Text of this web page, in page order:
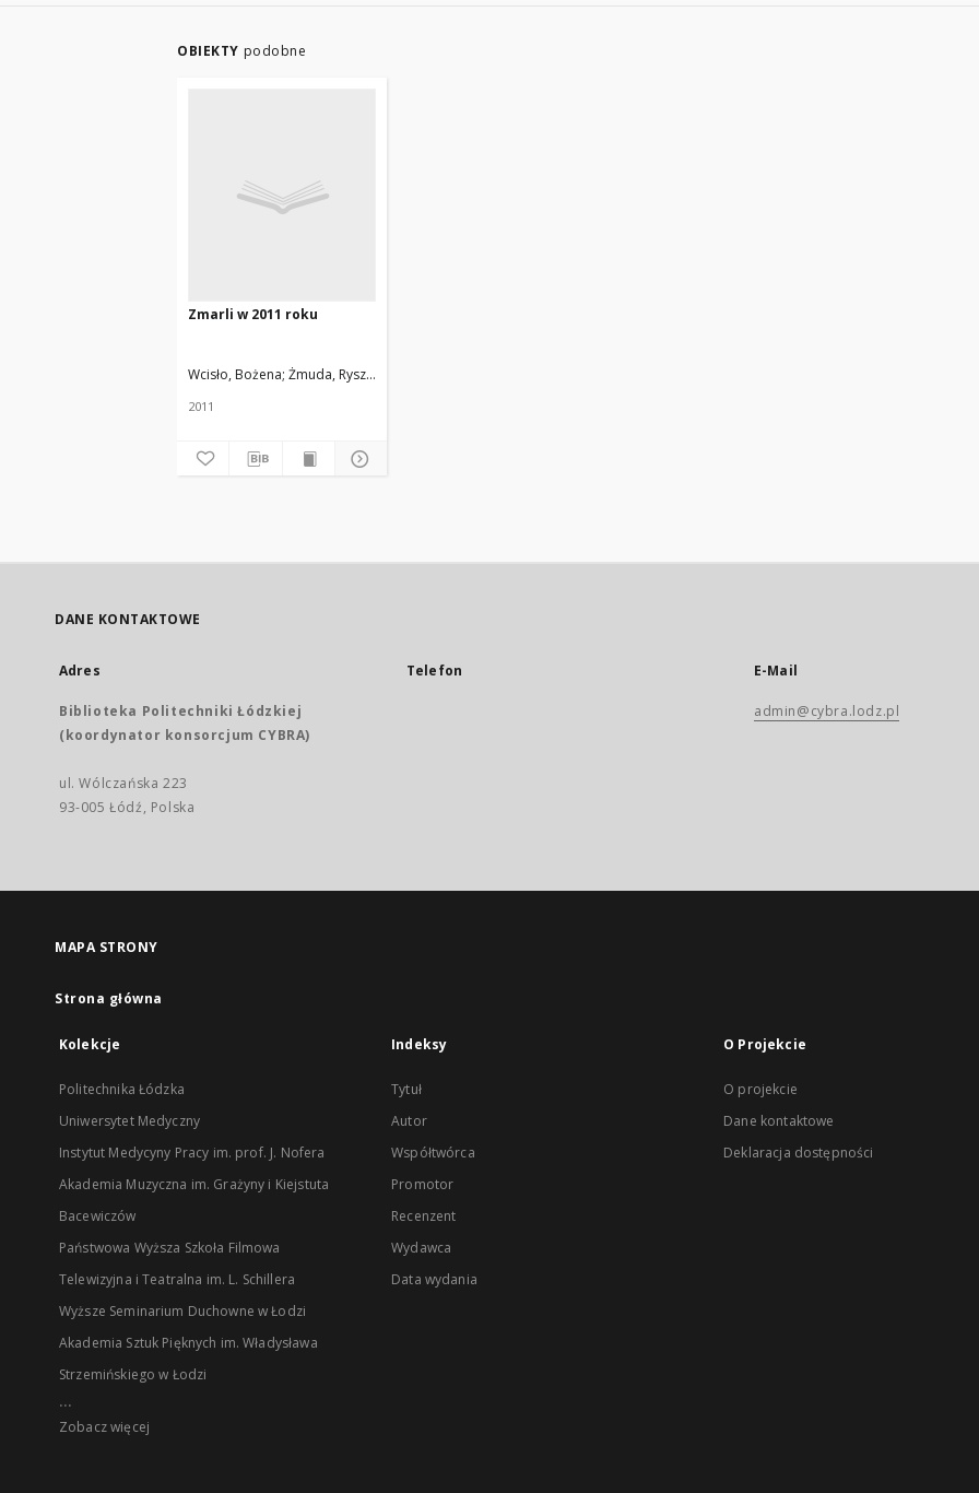
OBIEKTY podobne
Zmarli w 2011 roku
Wcisło, Bożena Żmuda, Ryszard. Red. nacz.
2011
DANE KONTAKTOWE
Adres
Biblioteka Politechniki Łódzkiej
(koordynator konsorcjum CYBRA)
ul. Wólczańska 223
93-005 Łódź, Polska
Telefon E-Mail
admin@cybra.lodz.pl
MAPA STRONY
Strona główna
Kolekcje
Politechnika Łódzka
Uniwersytet Medyczny
Instytut Medycyny Pracy im. prof. J. Nofera
Akademia Muzyczna im. Grażyny i Kiejstuta
Bacewiczów
Państwowa Wyższa Szkoła Filmowa
Telewizyjna i Teatralna im. L. Schillera
Wyższe Seminarium Duchowne w Łodzi
Akademia Sztuk Pięknych im. Władysława
Strzemińskiego w Łodzi
...
Zobacz więcej
Indeksy
Tytuł
Autor
Współtwórca
Promotor
Recenzent
Wydawca
Data wydania
O Projekcie
O projekcie
Dane kontaktowe
Deklaracja dostępności